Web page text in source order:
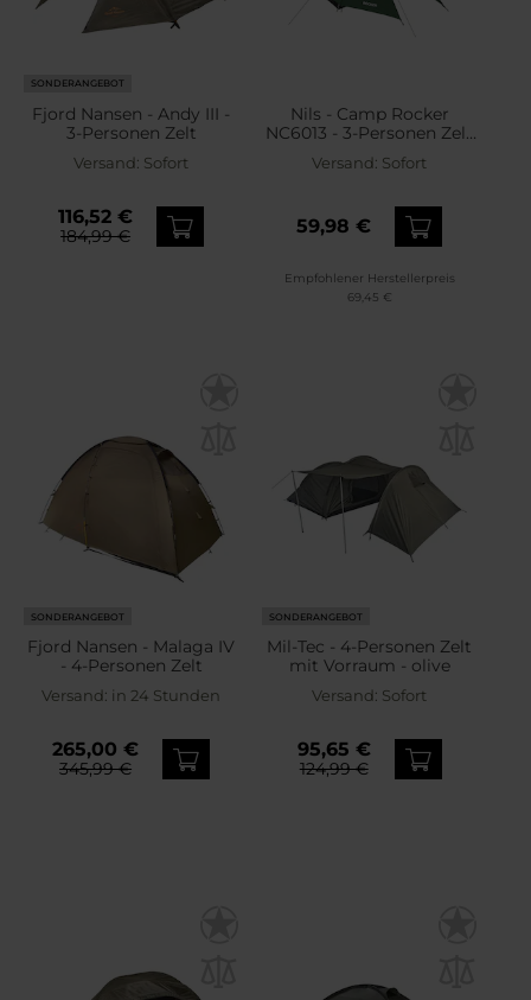
SONDERANGEBOT
Fjord Nansen - Andy III -
3-Personen Zelt
Versand: Sofort
116,52 €
184,99 €
Nils - Camp Rocker
NC6013 - 3-Personen Zelt
Versand: Sofort
59,98 €
Empfohlener Herstellerpreis
69,45 €
SONDERANGEBOT
Fjord Nansen - Malaga IV
- 4-Personen Zelt
Versand: in 24 Stunden
265,00 €
345,99 €
SONDERANGEBOT
Mil-Tec - 4-Personen Zelt
mit Vorraum - olive
Versand: Sofort
95,65 €
124,99 €